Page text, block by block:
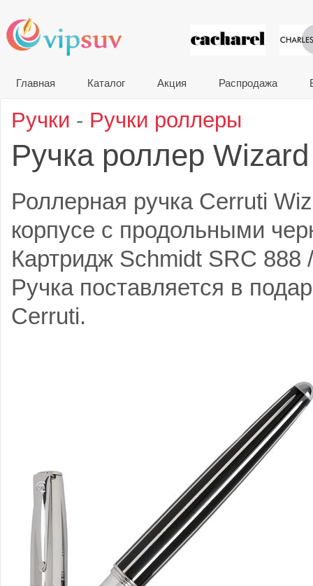
VIP
Главная Каталог Акция Распродажа
Ручки - Ручки роллеры
Ручка роллер
Роллерная ручка Cerruti
корпусе с продольными
Картридж Schmidt SRC 888
Ручка поставляется в
Cerruti.